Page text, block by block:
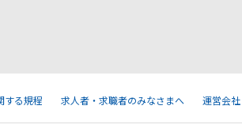
する規程 求人者・求職者のみなさまへ 運営会社